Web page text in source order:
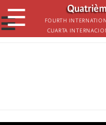
Passar
para
o
Fourth
Cuarta
☰
☰